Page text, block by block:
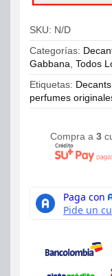
EDP
Hombre
cantidad
SKU: N/D
Categorías:
Gabbana, Todos
Etiquetas:
perfumes
Compra a 3